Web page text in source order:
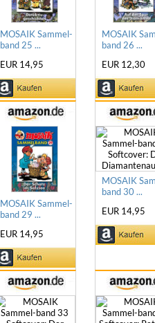
MOSAIK Sammel-
band 25 ...
EUR 14,95
MOSAIK
band 26 ...
EUR 12,30
MOSAIK Sammel-
band 29 ...
EUR 14,95
MOSAIK
band 30 ...
EUR 14,95